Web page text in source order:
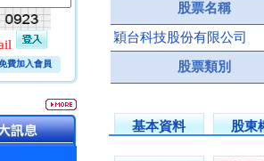
費加入會員
股票名稱
穎台科技股份有限公司
股票類別
基本資料 股東